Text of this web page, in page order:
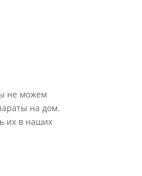
не можем
на дом.
их в наших